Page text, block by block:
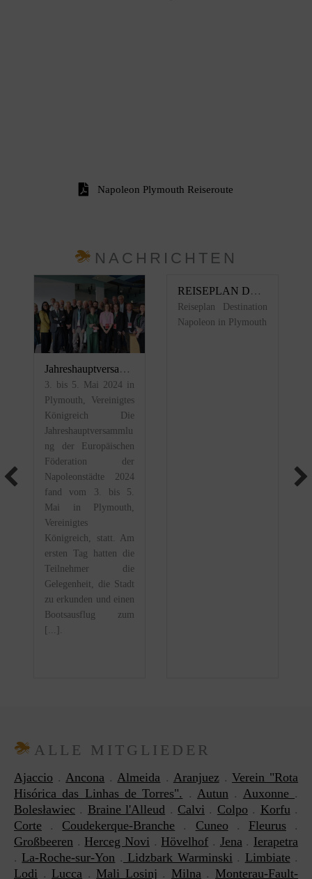
Napoleon Plymouth Reiseroute
NACHRICHTEN
Jahreshauptversammlung der Europäischen Föderation der Napoleonstädte 2024
3. bis 5. Mai 2024 in
Plymouth, Vereinigtes
Königreich Die
Jahreshauptversammlu
ng der Europäischen
Föderation der
Napoleonstädte 2024
fand vom 3. bis 5.
Mai in Plymouth,
Vereinigtes
Königreich, statt. Am
ersten Tag hatten die
Teilnehmer die
Gelegenheit, die Stadt
zu erkunden und einen
Bootsausflug zum
[...].
REISEPLAN DESTINATION NAPOLEON IN PLYMOUTH
Reiseplan Destination
Napoleon in Plymouth
ALLE MITGLIEDER
Ajaccio .Ancona .Almeida . Aranjuez. Verein "Rota
Hisórica das Linhas de Torres".
.Autun . Auxonne .
Bolesławiec . Braine l'Alleud . Calvi . Colpo . Korfu.
Corte . Coudekerque-Branche . Cuneo . Fleurus .
Großbeeren . Herceg Novi . Hövelhof . Jena. Ierapetra
. La-Roche-sur-Yon . Lidzbark Warminski . Limbiate .
Lodi . Lucca . Mali Losinj . Milna. Monterau-Fault-